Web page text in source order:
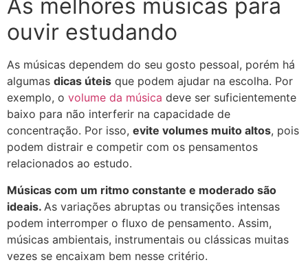
As melhores músicas para
ouvir estudando
As músicas dependem do seu gosto pessoal, porém há
algumas dicas úteis que podem ajudar na escolha. Por
exemplo, o volume da música deve ser suficientemente
baixo para não interferir na capacidade de
concentração. Por isso, evite volumes muito altos, pois
podem distrair e competir com os pensamentos
relacionados ao estudo.
Músicas com um ritmo constante e moderado são
ideais. As variações abruptas ou transições intensas
podem interromper o fluxo de pensamento. Assim,
músicas ambientais, instrumentais ou clássicas muitas
vezes se encaixam bem nesse critério.